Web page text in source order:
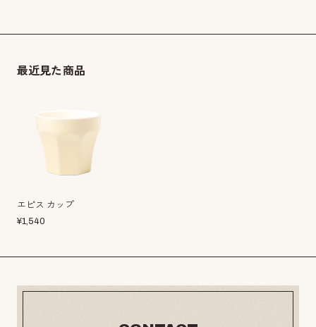
最近見た商品
エピス カップ
¥1,540